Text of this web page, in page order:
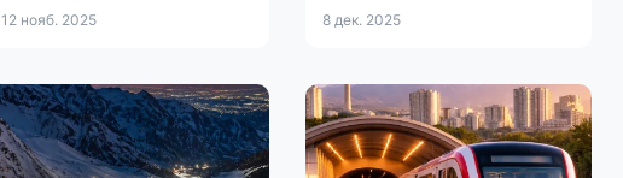
завершено — объект открыт
12 нояб. 2025 8 дек. 2025